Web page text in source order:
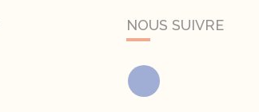
NOUS SUIVRE
Facebook